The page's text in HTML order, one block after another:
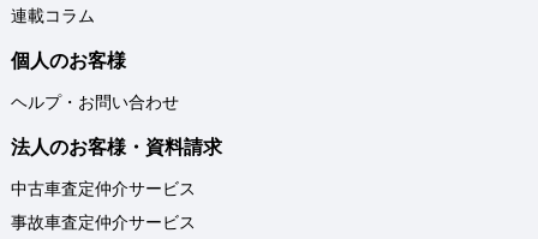
連載コラム
個人のお客様
ヘルプ・お問い合わせ
法人のお客様・資料請求
中古車査定仲介サービス
事故車査定仲介サービス